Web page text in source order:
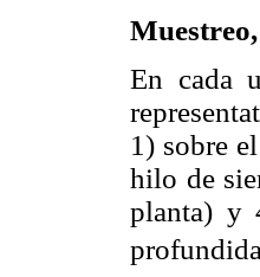
En cada
1) sobre
hilo de
planta) y